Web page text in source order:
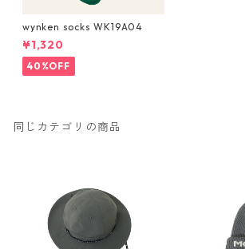
wynken socks WK19A04
¥1,320
40%OFF
同じカテゴリの商品